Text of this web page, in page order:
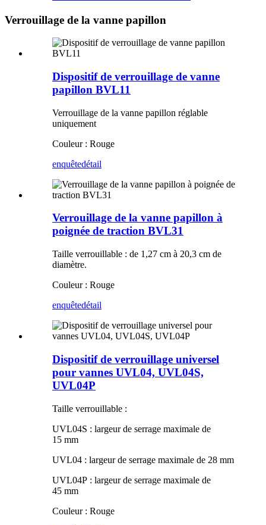
Verrouillage de la vanne papillon
Dispositif de verrouillage de vanne
papillon BVL11
Verrouillage de la vanne papillon réglable
uniquement
Couleur : Rouge
enquêtedétail
Verrouillage de la vanne papillon à
poignée de traction BVL31
Taille verrouillable : de 1,27 cm à 20,3 cm de
diamètre.
Couleur : Rouge
enquêtedétail
Dispositif de verrouillage universel
pour vannes UVL04, UVL04S,
UVL04P
Taille verrouillable :
UVL04S : largeur de serrage maximale de
15 mm
UVL04 : largeur de serrage maximale de 28 mm
UVL04P : largeur de serrage maximale de
45 mm
Couleur : Rouge